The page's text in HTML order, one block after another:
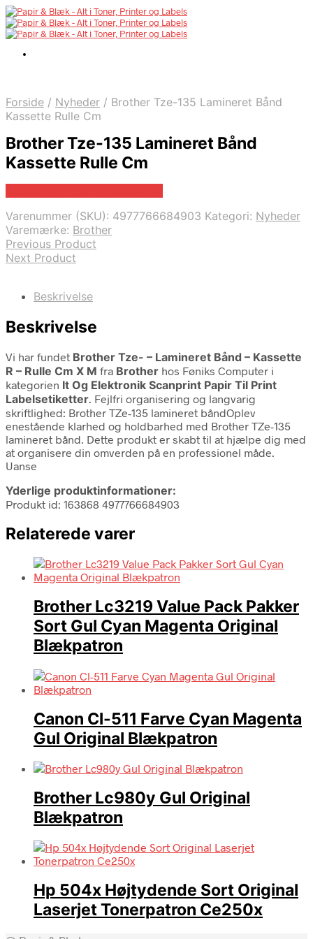
Forside / Nyheder / Brother Tze-135 Lamineret Bånd
Kassette Rulle Cm
Brother Tze-135 Lamineret Bånd
Kassette Rulle Cm
Varenummer (SKU): 4977766684903 Kategori: Nyheder
Varemærke: Brother
Previous Product
Next Product
Beskrivelse
Beskrivelse
Vi har fundet Brother Tze- – Lamineret Bånd – Kassette
R – Rulle Cm X M fra Brother hos Føniks Computer i
kategorien It Og Elektronik Scanprint Papir Til Print
Labelsetiketter. Fejlfri organisering og langvarig
skriftlighed: Brother TZe-135 lamineret båndOplev
enestående klarhed og holdbarhed med Brother TZe-135
lamineret bånd. Dette produkt er skabt til at hjælpe dig med
at organisere din omverden på en professionel måde.
Uanse
Yderlige produktinformationer:
Produkt id: 163868 4977766684903
Relaterede varer
Brother Lc3219 Value Pack Pakker
Sort Gul Cyan Magenta Original
Blækpatron
Canon Cl-511 Farve Cyan Magenta
Gul Original Blækpatron
Brother Lc980y Gul Original
Blækpatron
Hp 504x Højtydende Sort Original
Laserjet Tonerpatron Ce250x